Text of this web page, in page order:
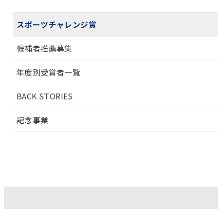
スポーツチャレンジ賞
候補者推薦募集
年度別受賞者一覧
BACK STORIES
記念事業